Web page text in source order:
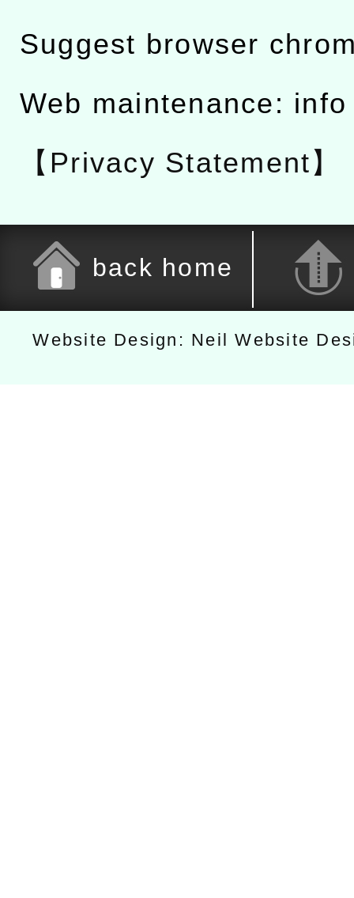
Suggest browser
Web maintenance:
【Privacy Statement】
back home
Website Design: Neil Website